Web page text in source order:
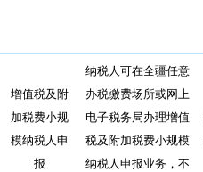
增值税及附
加税费小规
模纳税人申
报
纳税人可在全疆任意
办税缴费场所或网上
电子税务局办理增值
税及附加税费小规模
纳税人申报业务，不